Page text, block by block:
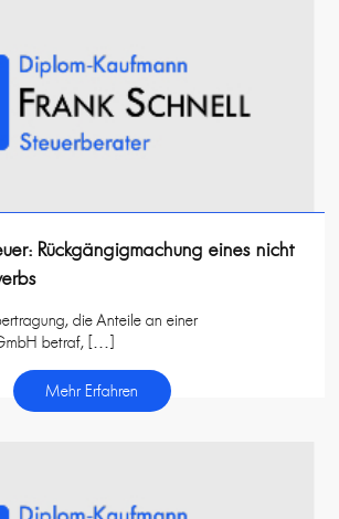
Rückgängigmachung eines nicht
die Anteile an einer
betraf, […]
Mehr Erfahren